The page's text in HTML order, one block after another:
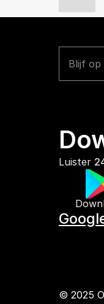
Luister
© 2025